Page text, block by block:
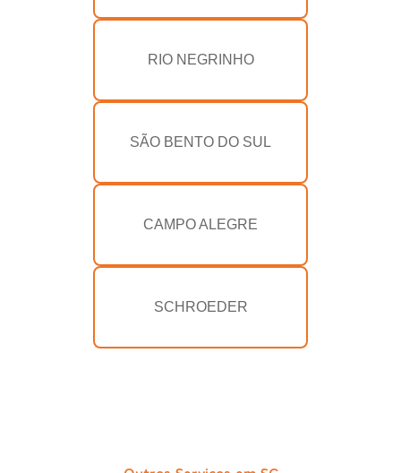
RIO NEGRINHO
SÃO BENTO DO SUL
CAMPO ALEGRE
SCHROEDER